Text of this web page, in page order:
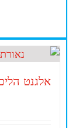
אלגנט